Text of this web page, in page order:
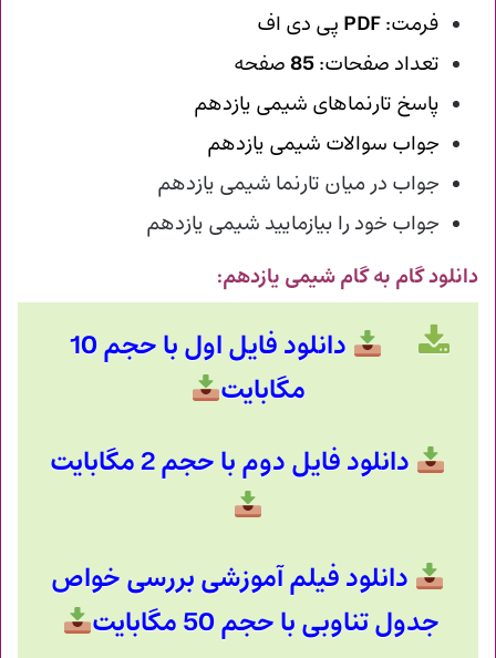
فرمت:PDF پی دی اف
تعداد صفحات:85صفحه
پاسخ تارنماهای شیمی یازدهم
جواب سوالات شیمی یازدهم
جواب در میان تارنما شیمی یازدهم
جواب خود را بیازمایید شیمی یازدهم
دانلود گام به گام شیمی یازدهم:
دانلود فایل اول با حجم 10
مگابایت
دانلود فایل دوم با حجم 2 مگابایت
دانلود فیلم آموزشی بررسی خواص
جدول تناوبی با حجم 50 مگابایت